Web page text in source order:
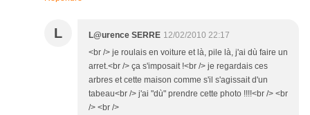
L L@urence SERRE 12/02/2010 22:17
<br /> je roulais en voiture et là, pile là, j'ai dù faire un
arret.<br /> ça s'imposait !<br /> je regardais ces
arbres et cette maison comme s'il s'agissait d'un
tabeau<br /> j'ai "dù" prendre cette photo !!!!<br /> <br
/> <br />